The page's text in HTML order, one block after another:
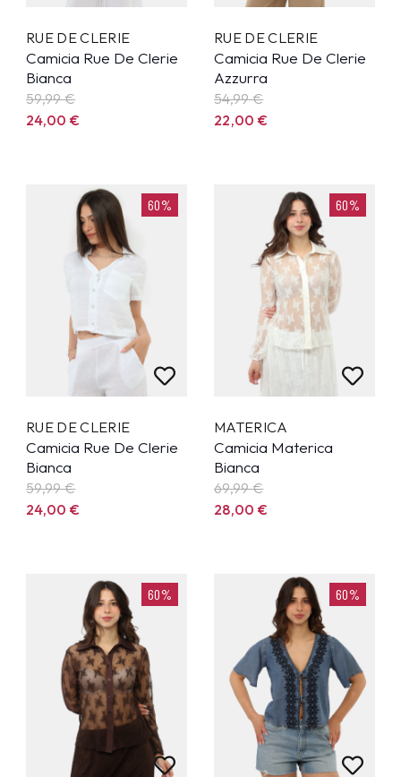
RUE DE CLERIE
Camicia Rue De Clerie
Bianca
59,99€
24,00€
RUE DE CLERIE
Camicia Rue De Clerie
Azzurra
54,99€
22,00€
60%
RUE DE CLERIE
Camicia Rue De Clerie
Bianca
59,99€
24,00€
60%
MATERICA
Camicia Materica
Bianca
69,99€
28,00€
60% 60%